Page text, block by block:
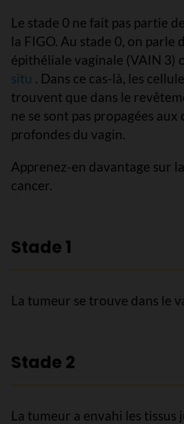
Le stade 0 ne fait pas partie
la FIGO. Au stade 0, on parle
épithéliale vaginale (VAIN 3)
situ . Dans ce cas-là, les
trouvent que dans le
ne se sont pas propagées aux
profondes du vagin.
Apprenez-en davantage sur la
cancer.
Stade 1
La tumeur se trouve dans le
Stade 2
La tumeur a envahi les tissus